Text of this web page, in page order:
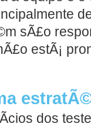
sÃ£o
estÃ¡
dos